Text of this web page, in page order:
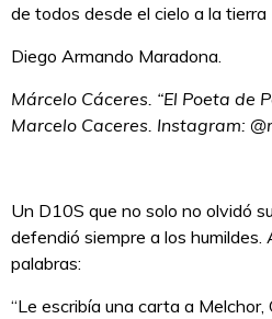
de todos desde el cielo a la tierra
Diego Armando Maradona.
Márcelo Cáceres. “El Poeta de
Marcelo Caceres. Instagram:
Un D10S que no solo no olvidó
defendió siempre a los humildes.
palabras:
“Le escribía una carta a